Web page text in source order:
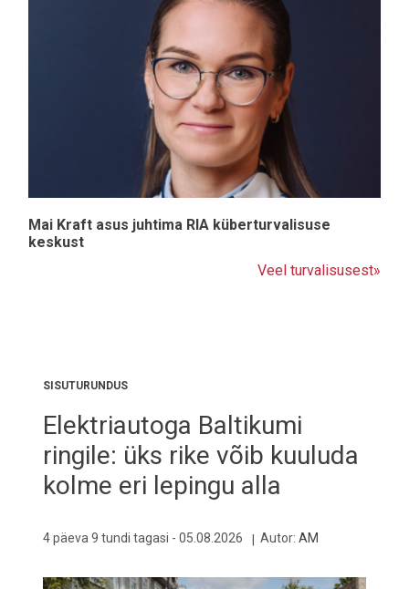
Mai Kraft asus juhtima RIA küberturvalisuse
keskust
Veel turvalisusest»
SISUTURUNDUS
Elektriautoga Baltikumi
ringile: üks rike võib kuuluda
kolme eri lepingu alla
4 päeva 9 tundi tagasi - 05.08.2026 Autor: AM